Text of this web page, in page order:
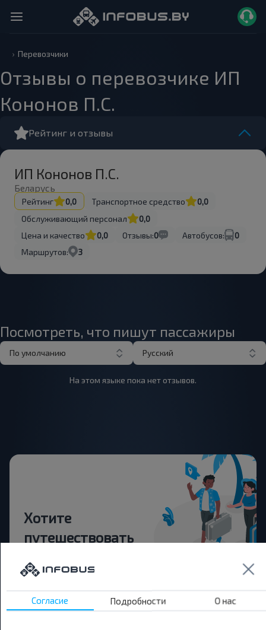
Перевозчики
Отзывы о перевозчике ИП
Кононов П.С.
Рейтинг и отзывы
ИП Кононов П.С.
Беларусь
Рейтинг 0,0 Транспортное средство
0,0
Обслуживающий персонал
0,0
Цена и качество
0,0 Отзывы:0 Автобусов:
0
Маршрутов:
3
Посмотреть, что пишут пассажиры
По умолчанию Русский
На этом языке пока нет отзывов.
Хотите
путешествовать
другие интересные предложения INFOBUS.
Подпишись на получение новостей и
Согласие Подробности О нас